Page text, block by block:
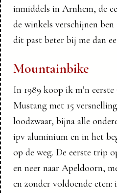
inmiddels in Arnhem, de
de winkels verschijnen
dit past beter bij me dan
Mountainbike
In 1989 koop ik m’n
Mustang met 15
loodzwaar, bijna alle
ipv aluminium en in het
op de weg. De eerste trip
en neer naar Apeldoorn,
en zonder voldoende